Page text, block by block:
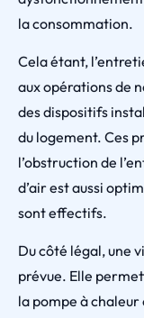
la consommation.
Cela étant,
aux opérations de
des dispositifs
du logement. Ces
l’obstruction de
d’air est aussi
sont effectifs.
Du côté légal, une
prévue. Elle
la pompe à